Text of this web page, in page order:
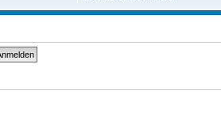
e
e
t